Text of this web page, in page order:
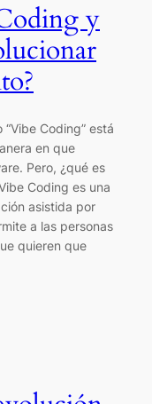
y
Coding” está
en que
Pero, ¿qué es
Coding es una
asistida por
a las personas
quieren que